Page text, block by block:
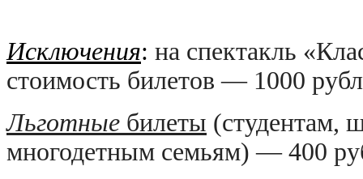
Исключения: на спектакль
стоимость билетов — 1000
Льготные билеты (студентам,
многодетным семьям) — 400